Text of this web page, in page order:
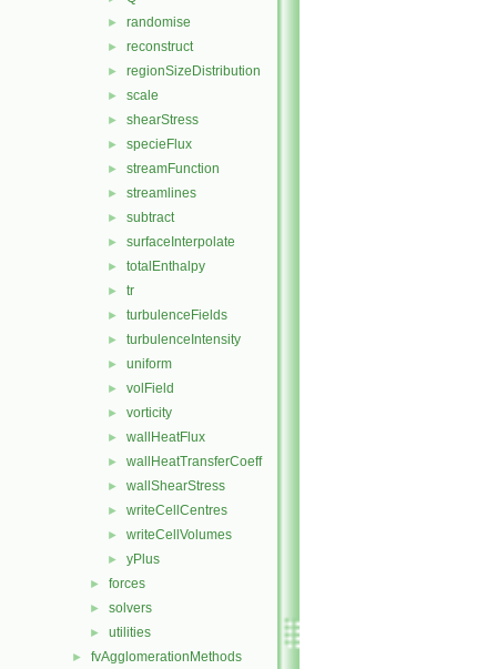
► randomise
► reconstruct
► regionSizeDistribution
► scale
► shearStress
► specieFlux
► streamFunction
► streamlines
► subtract
► surfaceInterpolate
► totalEnthalpy
► tr
► turbulenceFields
► turbulenceIntensity
► uniform
► volField
► vorticity
► wallHeatFlux
► wallHeatTransferCoeff
► wallShearStress
► writeCellCentres
► writeCellVolumes
► yPlus
► forces
► solvers
► utilities
► fvAgglomerationMethods